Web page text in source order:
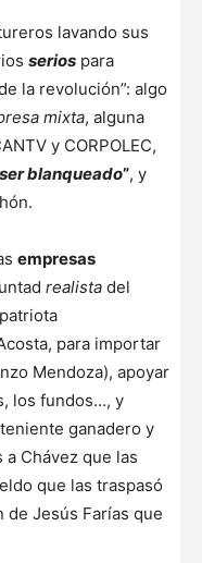
lavando sus
serios para
la revolución”: algo
mixta, alguna
y CORPOLEC,
blanqueado”, y
empresas
realista del
para importar
Mendoza), apoyar
los fundos…, y
ganadero y
Chávez que las
que las traspasó
de Jesús Farías que